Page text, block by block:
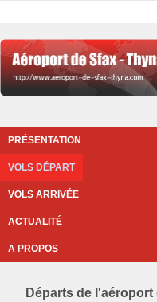
PRÉSENTATION
VOLS DÉPART
VOLS ARRIVÉE
ACTUALITÉ
A PROPOS
Départs de